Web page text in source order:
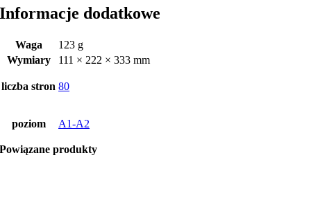
Informacje dodatkowe
Waga
123 g
Wymiary
111 × 222 × 333 mm
liczba stron 80
poziom A1-A2
Powiązane produkty